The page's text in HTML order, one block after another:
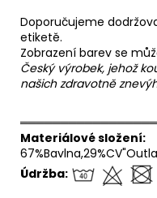
Doporučujeme
etiketě.
Zobrazení barev se
Český výrobek, jehož
našich zdravotně
Materiálové složení:
Údržba: